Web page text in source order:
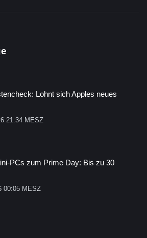
Lohnt sich Apples neues
21:34 MESZ
PCs zum Prime Day: Bis zu 30
00:05 MESZ